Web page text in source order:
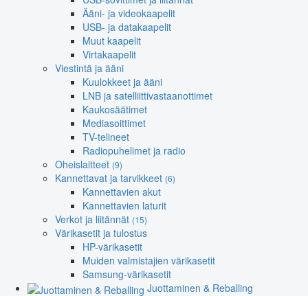
Ääni- ja videokaapelit
USB- ja datakaapelit
Muut kaapelit
Virtakaapelit
Viestintä ja ääni
Kuulokkeet ja ääni
LNB ja satelliittivastaanottimet
Kaukosäätimet
Mediasoittimet
TV-telineet
Radiopuhelimet ja radio
Oheislaitteet (9)
Kannettavat ja tarvikkeet (6)
Kannettavien akut
Kannettavien laturit
Verkot ja liitännät (15)
Värikasetit ja tulostus
HP-värikasetit
Muiden valmistajien värikasetit
Samsung-värikasetit
Juottaminen & Reballing